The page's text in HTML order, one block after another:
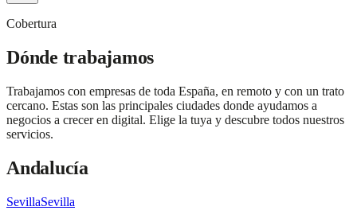
Cobertura
Dónde trabajamos
Trabajamos con empresas de toda España, en remoto y con un trato
cercano. Estas son las principales ciudades donde ayudamos a
negocios a crecer en digital. Elige la tuya y descubre todos nuestros
servicios.
Andalucía
SevillaSevilla